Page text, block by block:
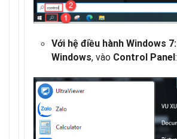
Với hệ điều hành Windows 7:
Windows, vào Control Panel :